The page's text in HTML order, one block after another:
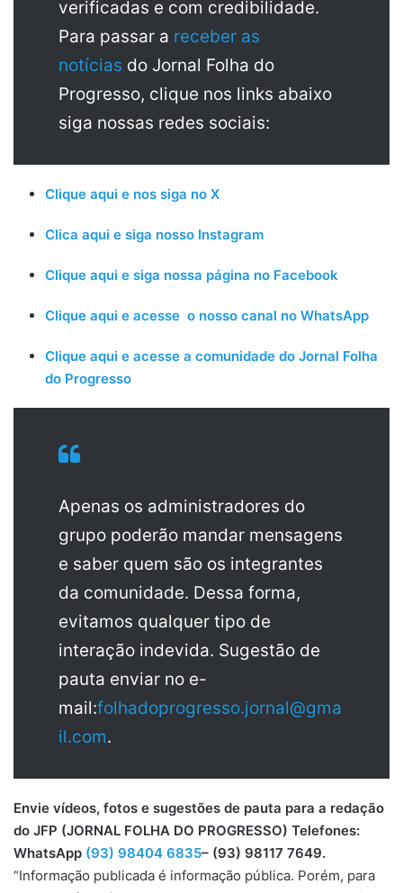
verificadas e com credibilidade.
Para passar a receber as
notícias do Jornal Folha do
Progresso, clique nos links abaixo
siga nossas redes sociais:
Clique aqui e nos siga no X
Clica aqui e siga nosso Instagram
Clique aqui e siga nossa página no Facebook
Clique aqui e acesse o nosso canal no WhatsApp
Clique aqui e acesse a comunidade do Jornal Folha
do Progresso
Apenas os administradores do
grupo poderão mandar mensagens
e saber quem são os integrantes
da comunidade. Dessa forma,
evitamos qualquer tipo de
interação indevida. Sugestão de
pauta enviar no e-
mail:folhadoprogresso.jornal@gma
il.com.
Envie vídeos, fotos e sugestões de pauta para a redação
do JFP (JORNAL FOLHA DO PROGRESSO) Telefones:
WhatsApp (93) 98404 6835– (93) 98117 7649.
“Informação publicada é informação pública. Porém, para